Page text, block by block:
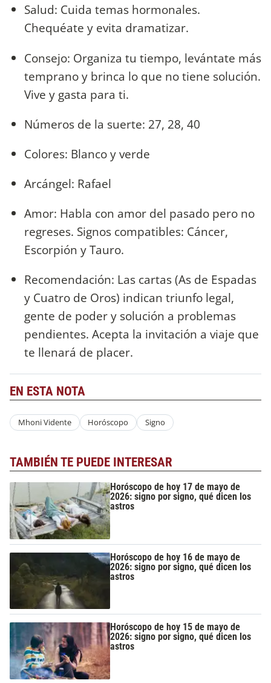
Salud: Cuida temas hormonales.
Chequéate y evita dramatizar.
Consejo: Organiza tu tiempo, levántate más
temprano y brinca lo que no tiene solución.
Vive y gasta para ti.
Números de la suerte: 27, 28, 40
Colores: Blanco y verde
Arcángel: Rafael
Amor: Habla con amor del pasado pero no
regreses. Signos compatibles: Cáncer,
Escorpión y Tauro.
Recomendación: Las cartas (As de Espadas
y Cuatro de Oros) indican triunfo legal,
gente de poder y solución a problemas
pendientes. Acepta la invitación a viaje que
te llenará de placer.
EN ESTA NOTA
Mhoni Vidente Horóscopo Signo
TAMBIÉN TE PUEDE INTERESAR
Horóscopo de hoy 17 de mayo de
2026: signo por signo, qué dicen los
astros
Horóscopo de hoy 16 de mayo de
2026: signo por signo, qué dicen los
astros
Horóscopo de hoy 15 de mayo de
2026: signo por signo, qué dicen los
astros